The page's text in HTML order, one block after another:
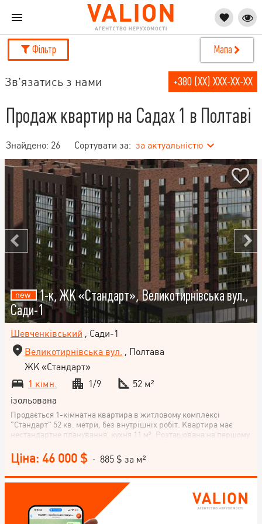
Фільтр Мапа
Зв'язатись з нами +380 (XX) XXX-XX-XX
Продаж квартир на Садах 1 в Полтаві
Знайдено: 26 Сортувати за: за актуальністю
1-к, ЖК «Стандарт», Великотирнівська вул.,
Сади-1
Шевченківський , Сади-1
Великотирнівська вул. , Полтава
ЖК «Стандарт»
1 кімн.
1/9
52 м²
ізольована
Продається 1-кімнатна квартира в житловому комплексі
"Стандарт" 52 кв. метри, без внутрішніх робіт. Квартира має
нестандартне планування, кухня 11 м². Розташована на першому
район Сади-1, м. Полтава. Житловий комплекс комфорт-класу.
Квартира має продумане та зручне планування: простора
житлова кімната, окрема кухня, гардеробна, балкон, ванна
кімната та окремий санвузол. Велика площа дозволяє
комфортно організувати простір для проживання. Квартира
розташована на 1-му житловому поверсі, проте фактично
знаходиться на рівні другого поверху, оскільки під нею
Ціна: 46 000 $ · 885 $ за м²